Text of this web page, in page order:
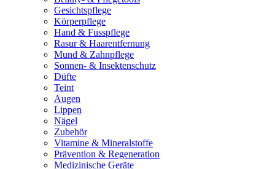
Gesichtspflege
Körperpflege
Hand & Fusspflege
Rasur & Haarentfernung
Mund & Zahnpflege
Sonnen- & Insektenschutz
Düfte
Teint
Augen
Lippen
Nägel
Zubehör
Vitamine & Mineralstoffe
Prävention & Regeneration
Medizinische Geräte